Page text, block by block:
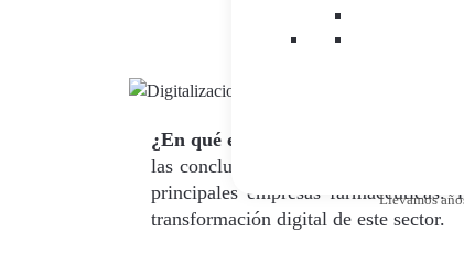
Llevamos
¿En qué estado se encuentra la
las conclusiones del estudio de
principales empresas
transformación digital de este sector.